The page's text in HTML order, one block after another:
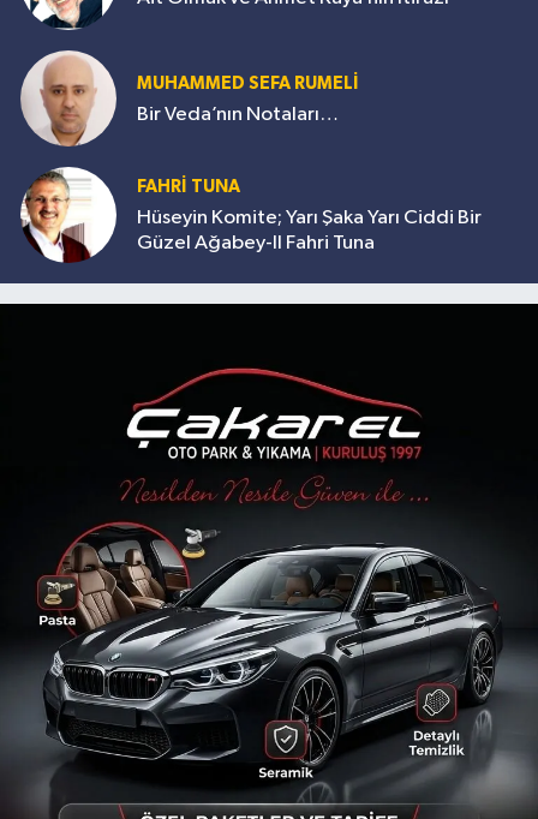
MUHAMMED SEFA RUMELİ
Bir Veda’nın Notaları…
FAHRİ TUNA
Hüseyin Komite; Yarı Şaka Yarı Ciddi Bir
Güzel Ağabey-II Fahri Tuna